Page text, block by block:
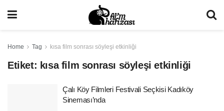
Home Tag kısa film sonrası söyleşi etkinliği
Etiket: kısa film sonrası söyleşi etkinliği
Çalı Köy Filmleri Festivali Seçkisi Kadıköy
Sineması’nda